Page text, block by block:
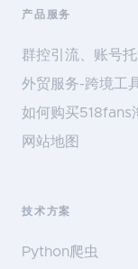
产品服务
群控引流、账号
外贸服务-跨境工
如何购买518fans
网站地图
技术方案
Python爬虫